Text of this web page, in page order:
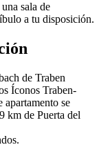
sala de
a tu disposición.
de Traben
Íconos Traben-
se
km de Puerta del